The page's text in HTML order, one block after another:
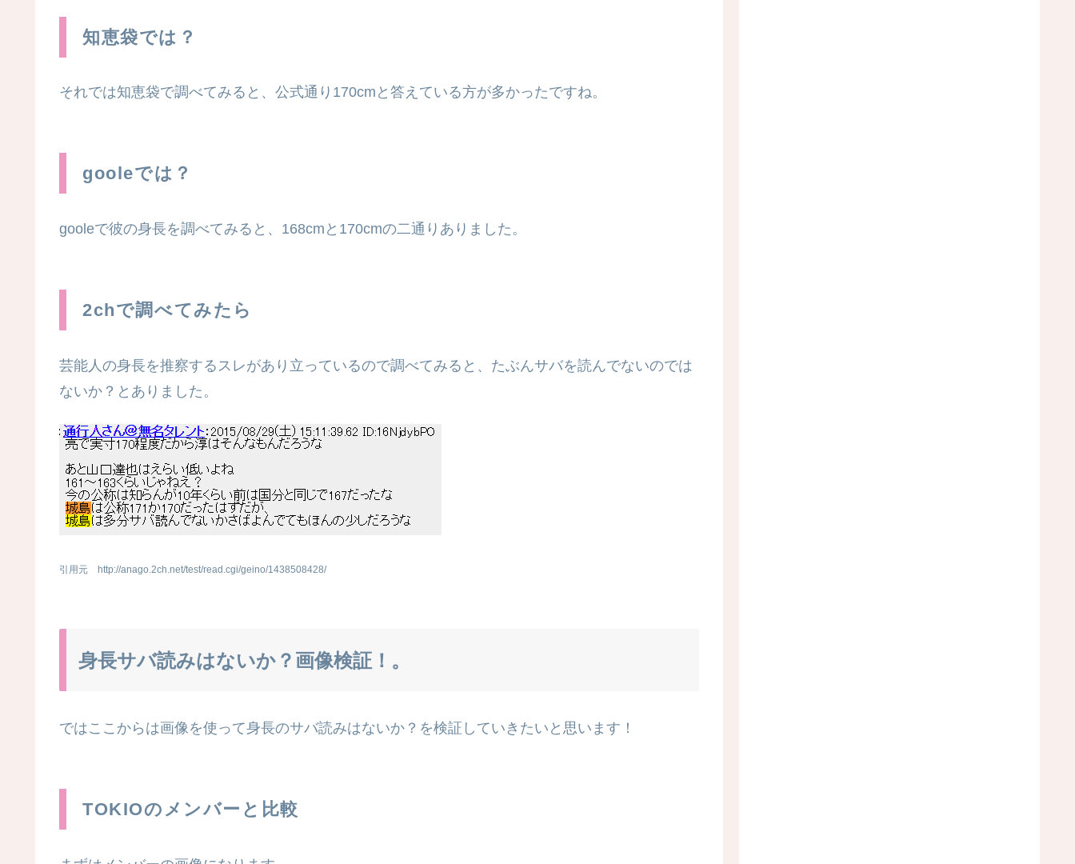
知恵袋では？
それでは知恵袋で調べてみると、公式通り170cmと答えている方が多かったですね。
gooleでは？
gooleで彼の身長を調べてみると、168cmと170cmの二通りありました。
2chで調べてみたら
芸能人の身長を推察するスレがあり立っているので調べてみると、たぶんサバを読んでないのでは
ないか？とありました。
引用元 http://anago.2ch.net/test/read.cgi/geino/1438508428/
身長サバ読みはないか？画像検証！。
ではここからは画像を使って身長のサバ読みはないか？を検証していきたいと思います！
TOKIOのメンバーと比較